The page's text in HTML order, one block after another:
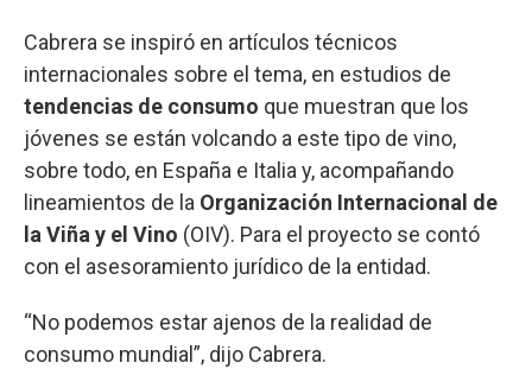
Cabrera se inspiró en artículos técnicos
internacionales sobre el tema, en estudios de
tendencias de consumo que muestran que los
jóvenes se están volcando a este tipo de vino,
sobre todo, en España e Italia y, acompañando
lineamientos de la Organización Internacional de
la Viña y el Vino (OIV). Para el proyecto se contó
con el asesoramiento jurídico de la entidad.
“No podemos estar ajenos de la realidad de
consumo mundial”, dijo Cabrera.